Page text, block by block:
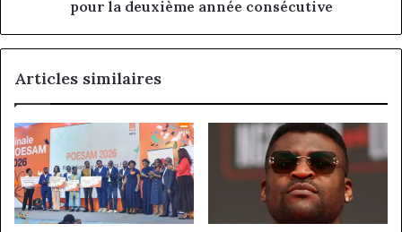
pour la deuxième année consécutive
Articles similaires